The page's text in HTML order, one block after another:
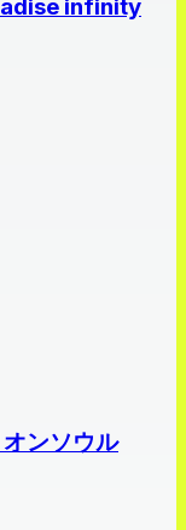
infinity
ンソウル